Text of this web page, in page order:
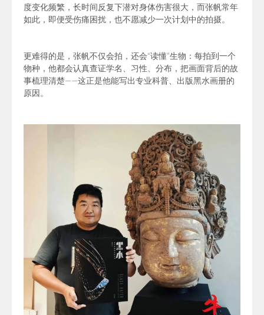
度变化频繁，长时间反复下潜对身体伤害很大，而张帆常年
如此，即便受伤痛困扰，也不愿减少一次计划中的拍摄。
更难得的是，张帆不仅会拍，还会“读懂”生物：每拍到一个
物种，他都会认真查证学名、习性、分布，把画面背后的故
事梳理清楚——这正是他能写出专业科普、出版黑水画册的
原因。